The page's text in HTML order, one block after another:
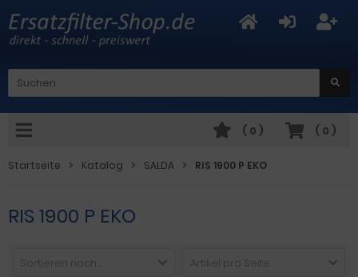
( 0 )
( 0 )
Startseite Katalog SALDA RIS 1900 P EKO
RIS 1900 P EKO
Sortieren nach ... Artikel pro Seite